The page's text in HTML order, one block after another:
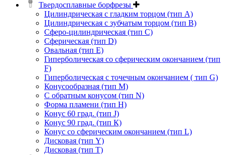
Твердосплавные борфрезы
Цилиндрическая с гладким торцом (тип А)
Цилиндрическая с зубчатым торцом (тип В)
Сферо-цилиндрическая (тип С)
Сферическая (тип D)
Овальная (тип Е)
Гиперболическая со сферическим окончанием (тип
F)
Гиперболическая с точечным окончанием ( тип G)
Конусообразная (тип М)
C обратным конусом (тип N)
Форма пламени (тип H)
Конус 60 град. (тип J)
Конус 90 град. (тип К)
Конус со сферическим окончанием (тип L)
Дисковая (тип Y)
Дисковая (тип Т)